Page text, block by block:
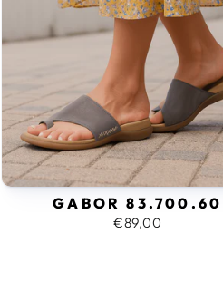
GABOR 83.700.60
€89,00